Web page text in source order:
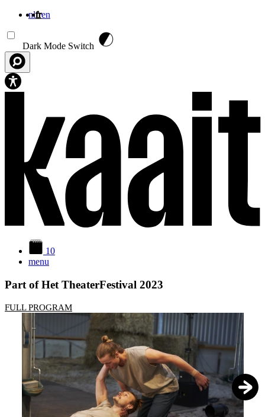
nlfren
Dark Mode Switch
10
menu
Part of Het TheaterFestival 2023
FULL PROGRAM